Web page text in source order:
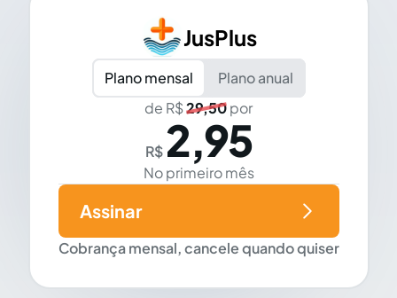
JusPlus
Plano mensal
Plano anual
de R$29,50por
R$ 2,95
No primeiro mês
Cobrança mensal, cancele quando quiser
Assinar